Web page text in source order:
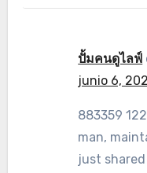
ปั้มคนดูไลฟ์
junio 6,
883359
man,
just